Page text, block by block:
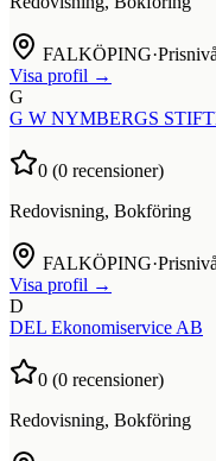
FALKÖPING·
Visa profil →
G
G W NYMBERGS
0 (0 recensioner)
Redovisning, Bokföring
FALKÖPING·
Visa profil →
D
DEL Ekonomiservice AB
0 (0 recensioner)
Redovisning, Bokföring